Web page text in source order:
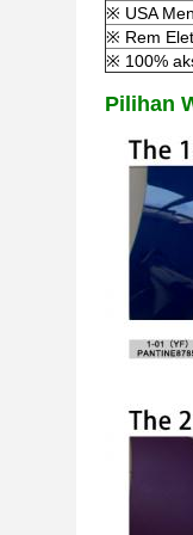
※ USA
※ Rem
※ 100%
Pilihan